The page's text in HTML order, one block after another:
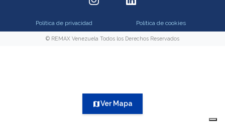
mapVer Mapa
Política de privacidad Política de cookies
© REMAX Venezuela Todos los Derechos Reservados